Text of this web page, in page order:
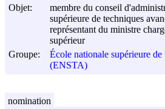
Objet:
membre du conseil
supérieure de techniques
représentant du ministre
supérieur
Groupe:
École nationale supérieure de
(ENSTA)
nomination